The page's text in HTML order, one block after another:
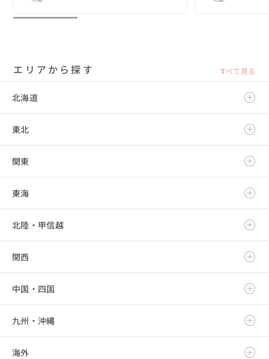
エリアから探す すべて見る
北海道
北海道
東北
青森県
岩手県
宮城県
秋田県
山形県
福島県
関東
茨城県
栃木県
群馬県
埼玉県
千葉県
東京都
東海
岐阜県
静岡県
愛知県
三重県
北陸・甲信越
新潟県
富山県
石川県
福井県
関西
滋賀県
京都府
大阪府
中国・四国
鳥取県
島根県
九州・沖縄
福岡県
海外